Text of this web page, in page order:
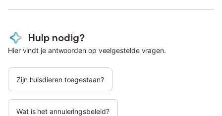
Hulp nodig?
Hier vindt je antwoorden op veelgestelde vragen.
Zijn huisdieren toegestaan?
Wat is het annuleringsbeleid?